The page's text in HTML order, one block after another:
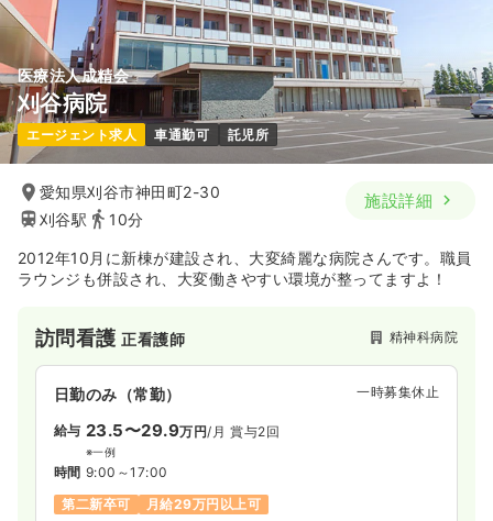
医療法人成精会
刈谷病院
エージェント求人 車通勤可 託児所
愛知県刈谷市神田町2-30
刈谷駅
10分
施設詳細
2012年10月に新棟が建設され、大変綺麗な病院さんです。職員
ラウンジも併設され、大変働きやすい環境が整ってますよ！
訪問看護正看護師 精神科病院
日勤のみ（常勤） 一時募集休止
給与 23.5〜29.9万円/月 賞与2回
※一例
時間 9:00～17:00
第二新卒可
月給29万円以上可